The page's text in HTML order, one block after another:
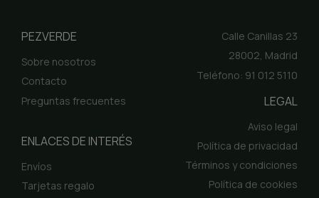
PEZVERDE
Sobre nosotros
Contacto
Preguntas frecuentes
ENLACES DE INTERÉS
Envíos
Tarjetas regalo
Calle Canillas 23
28002, Madrid
Teléfono: 91 012 5110
LEGAL
Aviso legal
Política de privacidad
Términos y condiciones
Política de cookies